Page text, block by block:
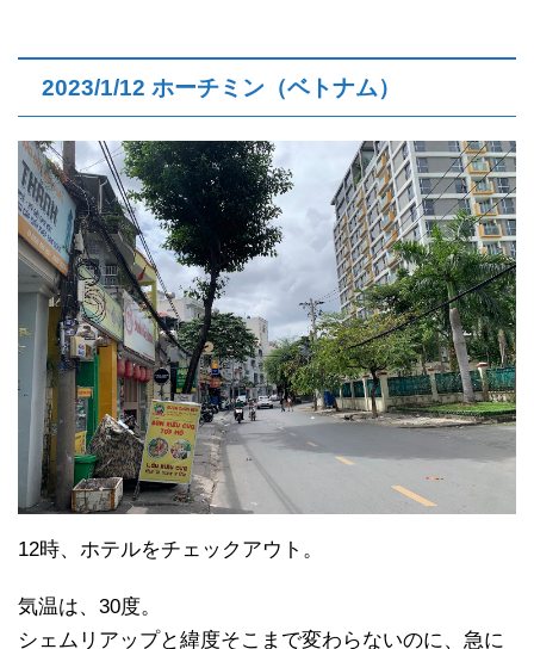
2023/1/12 ホーチミン（ベトナム）
12時、ホテルをチェックアウト。
気温は、30度。
シェムリアップと緯度そこまで変わらないのに、急に